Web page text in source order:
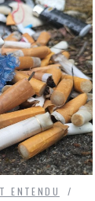
ENTENDU